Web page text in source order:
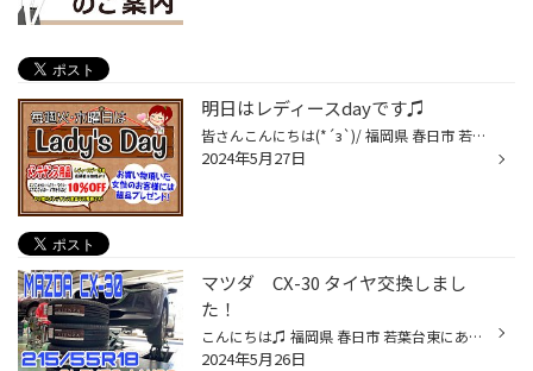
明日はレディースdayです♫
皆さんこんにちは(*´з`)/ 福岡県 春日市 若葉台東 にあるタイヤ館春日店です♪ タイヤ館春日店のHPをご覧いただき、 誠にありがとうございます(｡-_-｡) 明日はレディースデーとなっております(´艸｀*)♪ オイル・バッテリー・ワイパーなど、 メンテナンス用品が10％OFFとなります(*´з`)/ また、お買い...
2024年5月27日
マツダ CX-30 タイヤ交換しまし
た！
こんにちは♫ 福岡県 春日市 若葉台東にあります、タイヤ館春日店の牧口です！ 今日は、マツダ CX-30 のタイヤ交換をしました！ タイヤは、ブリヂストンの SUV専用タイヤ ALENZA LX100 をお取り付けさせていただきました！ サクサクっとタイヤを新品に組み換え、バランス調整をし、お車にタイヤホ...
2024年5月26日